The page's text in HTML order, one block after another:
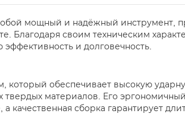
мощный и надёжный инструмент,
Благодаря своим техническим
и долговечность.
обеспечивает высокую
материалов. Его
качественная сборка гарантирует